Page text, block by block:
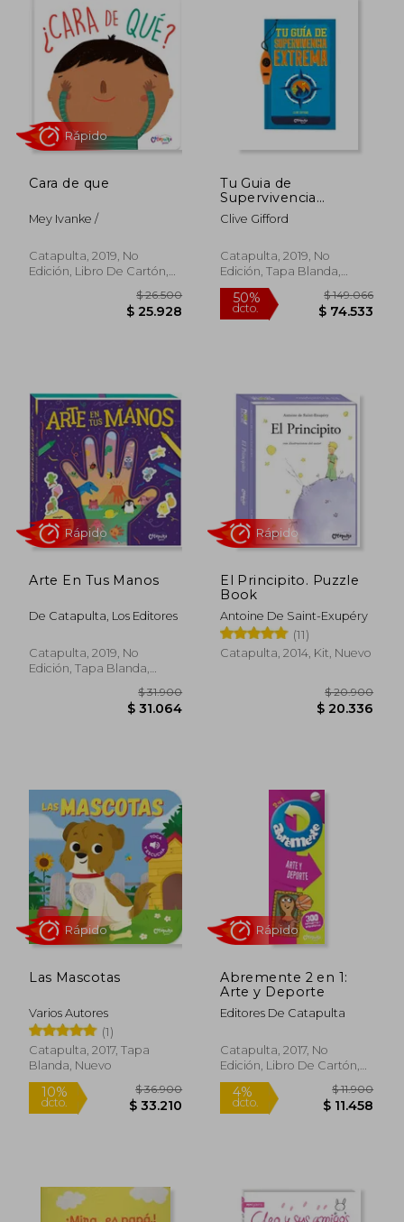
5%
dcto.
Rápido Rápido
4%
dcto. $ 25.877
Rápido Rápido
$ 27.900
$ 27.013
Rápido
10%
dcto.
$
$
Rápido
Cara de que
Mey Ivanke /
Catapulta, 2019, No
Edición, Libro De Cartón,
Tu Guia de
Supervivencia
Extrema
Clive Gifford
Catapulta, 2019, No
Edición, Tapa Blanda,
Usado
Arte En Tus Manos
De Catapulta, Los Editores
Catapulta, 2019, No
Edición, Tapa Blanda,
El Principito. Puzzle
Book
Antoine De Saint-Exupéry
(11)
Catapulta, 2014, Kit, Nuevo
Las Mascotas
Varios Autores
(1)
Catapulta, 2017, Tapa
Blanda, Nuevo
Abremente 2 en 1:
Arte y Deporte
Editores De Catapulta
Catapulta, 2017, No
Edición, Libro De Cartón,
Nuevo